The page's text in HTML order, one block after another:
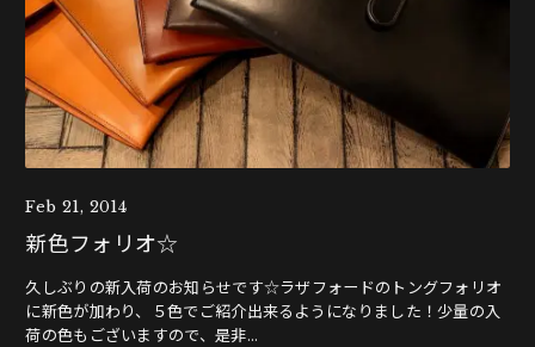
Feb 21, 2014
新色フォリオ☆
久しぶりの新入荷のお知らせです☆ラザフォードのトングフォリオ
に新色が加わり、５色でご紹介出来るようになりました！少量の入
荷の色もございますので、是非...